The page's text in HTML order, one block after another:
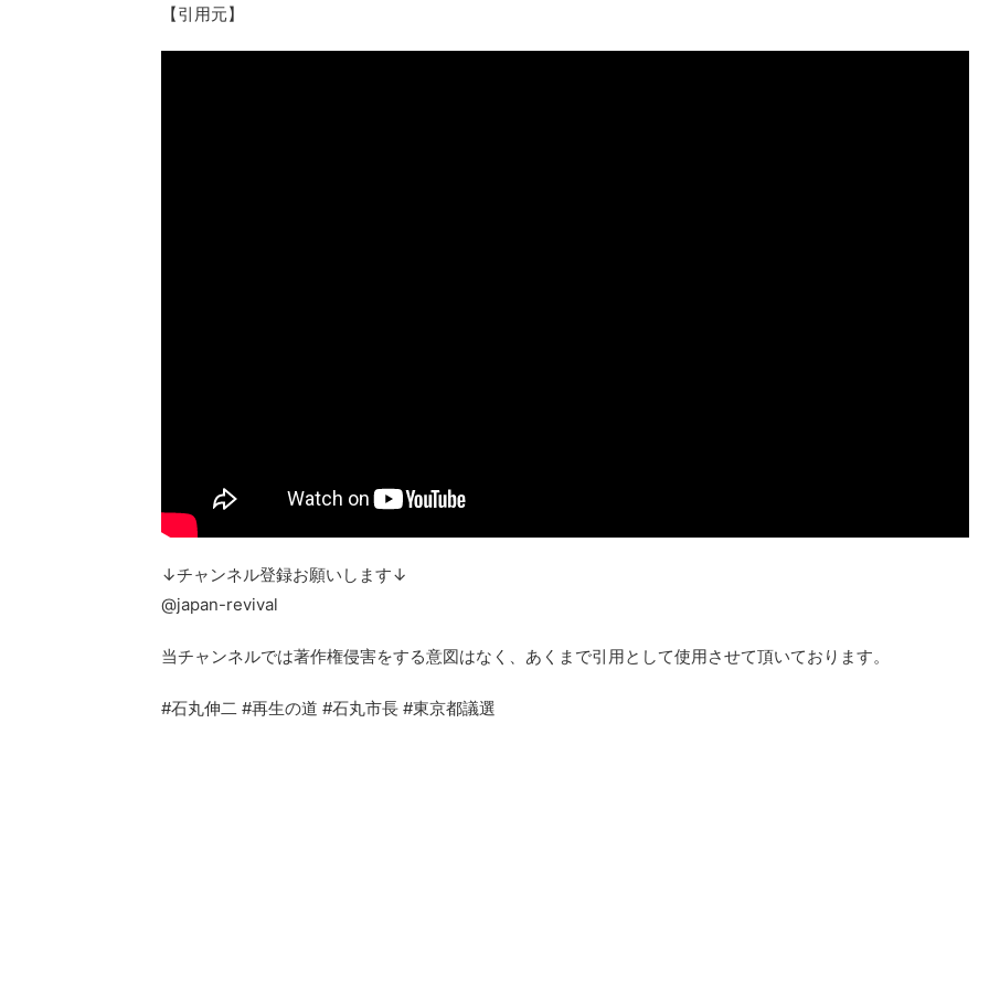
【引用元】
↓チャンネル登録お願いします↓
@japan-revival
当チャンネルでは著作権侵害をする意図はなく、あくまで引用として使用させて頂いております。
#石丸伸二 #再生の道 #石丸市長 #東京都議選